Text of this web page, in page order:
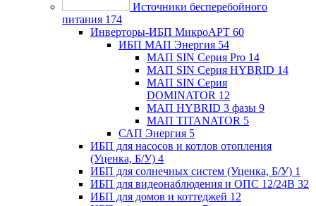
Источники бесперебойного
питания 174
Инверторы-ИБП МикроАРТ 60
ИБП МАП Энергия 54
МАП SIN Серия Pro 14
МАП SIN Серия HYBRID 14
МАП SIN Серия
DOMINATOR 12
МАП HYBRID 3 фазы 9
МАП TITANATOR 5
САП Энергия 5
ИБП для насосов и котлов отопления
(Уценка, Б/У) 4
ИБП для солнечных систем (Уценка, Б/У) 1
ИБП для видеонаблюдения и ОПС 12/24В 32
ИБП для домов и коттеджей 12